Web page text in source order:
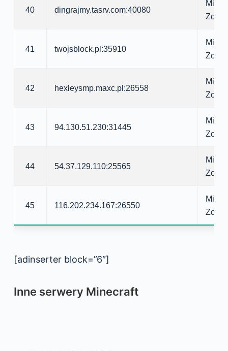
40 dingrajmy.tasrv.com:40080
41 twojsblock.pl:35910
42 hexleysmp.maxc.pl:26558
43 94.130.51.230:31445
44 54.37.129.110:25565
45 116.202.234.167:26550
[adinserter block=”6″]
Inne serwery Minecraft